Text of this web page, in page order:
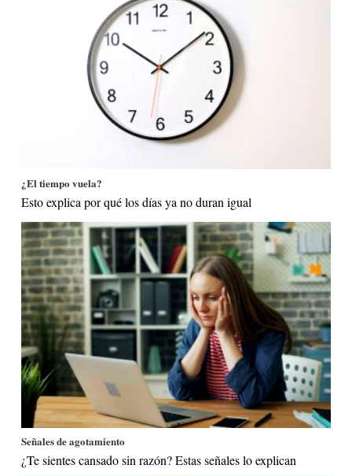
¿El tiempo vuela?
Esto explica por qué los días ya no duran igual
Señales de agotamiento
¿Te sientes cansado sin razón? Estas señales lo explican